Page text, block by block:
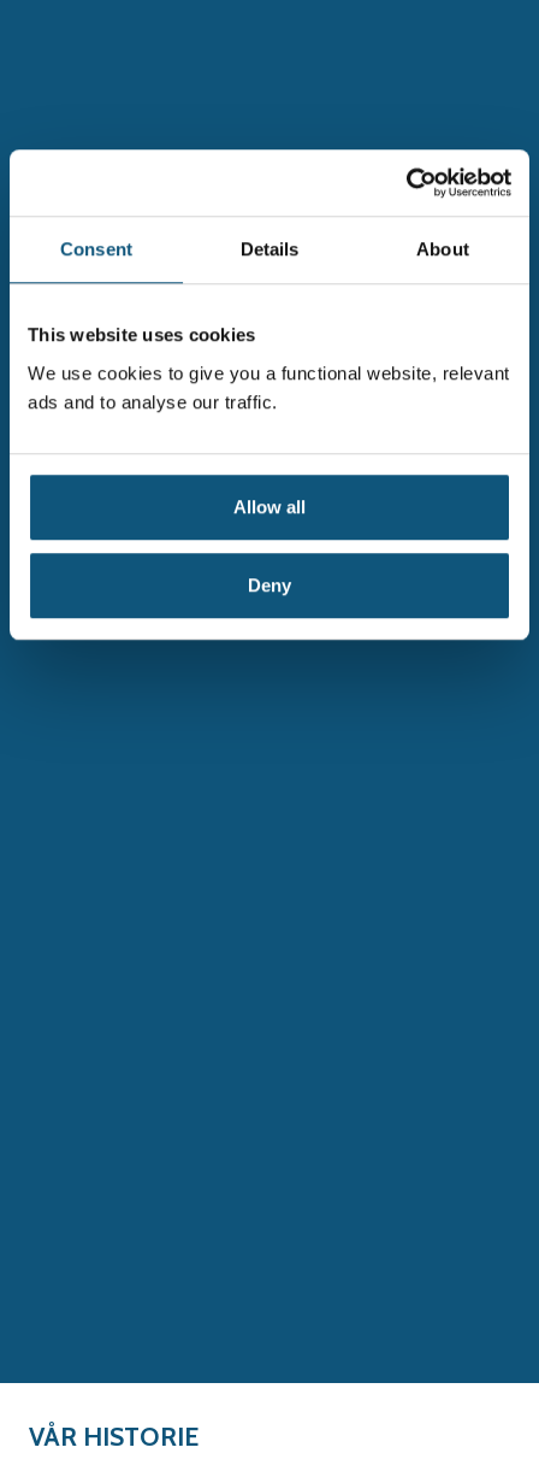
Consent Details About
This website uses cookies
We use cookies to give you a functional website, relevant
ads and to analyse our traffic.
Allow all
Deny
VÅRE VERDIER
Vi tenker helhetlig
Vi er innovative
Vi bidrar til kvalitet og kompetanse i sykepleiefaget
Vi er samfunnsorienterte
VÅR HISTORIE